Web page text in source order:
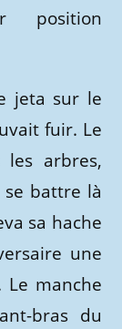
position
jeta sur le
fuir. Le
arbres,
battre là
sa hache
une
manche
bras du